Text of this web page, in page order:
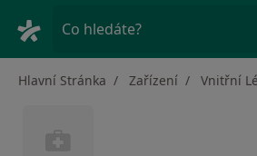
Co hledáte?
Hlavní Stránka Zařízení Vnitřní